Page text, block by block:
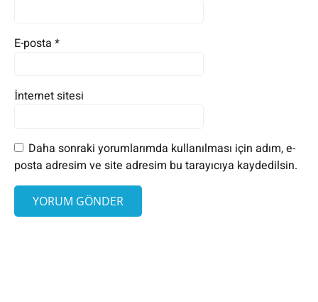
E-posta *
İnternet sitesi
Daha sonraki yorumlarımda kullanılması için adım, e-
posta adresim ve site adresim bu tarayıcıya kaydedilsin.